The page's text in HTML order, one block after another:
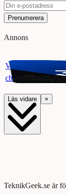
Prenumerera
Annons
Vinn ett
chansen att vinna
Läs vidare ×
TeknikGeek.se är